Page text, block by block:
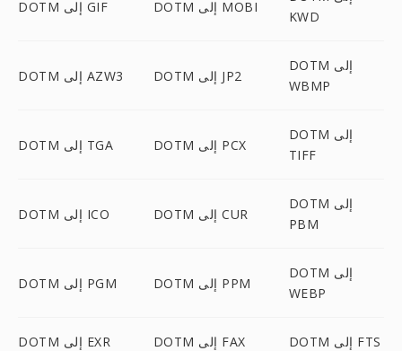
DOTM إلى GIF DOTM إلى MOBI
KWD
DOTM إلى AZW3 DOTM إلى JP2
DOTM إلى
WBMP
DOTM إلى TGA DOTM إلى PCX
DOTM إلى
TIFF
DOTM إلى ICO DOTM إلى CUR
DOTM إلى
PBM
DOTM إلى PGM DOTM إلى PPM
DOTM إلى
WEBP
DOTM إلى EXR DOTM إلى FAX DOTM إلى FTS